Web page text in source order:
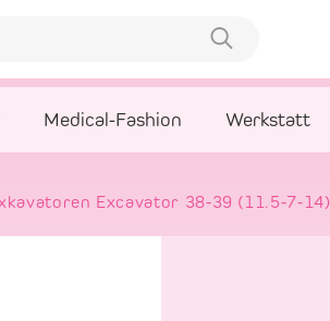
Medical-Fashion Werkstatt
Excavator 38-39 (11.5-7-14)